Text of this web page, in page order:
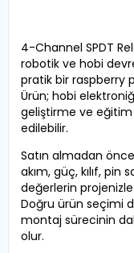
4-Channel SPDT
robotik ve hobi
pratik bir raspberry
Ürün; hobi
geliştirme ve eğitim
edilebilir.
Satın almadan
akım, güç, kılıf, pin
değerlerin
Doğru ürün seçimi
montaj sürecinin
olur.